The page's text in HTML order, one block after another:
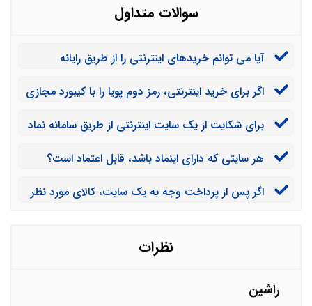
سوالات متداول
آیا می توانم خریدهای اینترنتی را از طریق رایانه
اگر برای خرید اینترنتی، رمز دوم پویا را با کیبورد مجازی
برای شکایت از یک سایت اینترنتی از طریق سامانه نماد
اگر پس از پرداخت وجه به یک سایت، کالای مورد نظر
نظرات
راشین